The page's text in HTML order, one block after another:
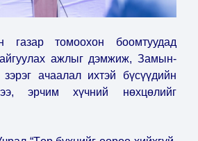
газар томоохон боомтуудад
ажлыг дэмжиж, Замын-
ачаалал ихтэй бүсүүдийн
эрчим хүчний нөхцөлийг